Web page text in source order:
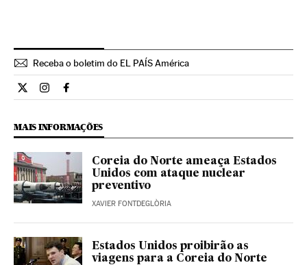
Receba o boletim do EL PAÍS América
Internacional El País Brasil en Twitter
Internacional El País Brasil en Instagram
Internacional El País Brasil en Facebook
MAIS INFORMAÇÕES
Coreia do Norte ameaça Estados
Unidos com ataque nuclear
preventivo
XAVIER FONTDEGLÒRIA
Estados Unidos proibirão as
viagens para a Coreia do Norte